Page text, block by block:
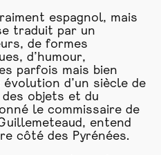
espagnol, mais
traduit par un
de formes
d’humour,
parfois mais bien
d’un siècle de
des objets et du
le commissaire de
entend
côté des Pyrénées.